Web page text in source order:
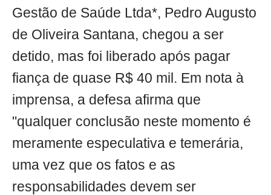
Gestão de Saúde Ltda*, Pedro Augusto
de Oliveira Santana, chegou a ser
detido, mas foi liberado após pagar
fiança de quase R$ 40 mil. Em nota à
imprensa, a defesa afirma que
"qualquer conclusão neste momento é
meramente especulativa e temerária,
uma vez que os fatos e as
responsabilidades devem ser